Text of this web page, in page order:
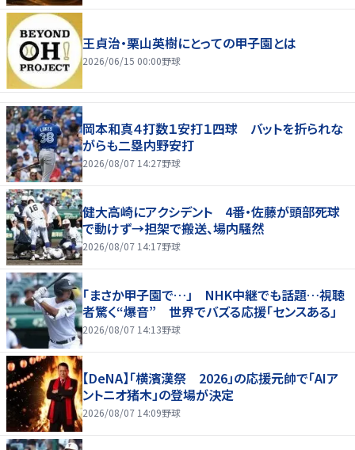
王貞治・栗山英樹にとっての甲子園とは
2026/06/15 00:00野球
岡本和真４打数１安打１四球 バットを折られな
がらも二塁内野安打
2026/08/07 14:27野球
健大高崎にアクシデント 4番・佐藤が頭部死球
で動けず→担架で搬送、場内騒然
2026/08/07 14:17野球
「まさか甲子園で…」 NHK中継でも話題…視聴
者驚く“爆音” 世界でバズる応援「センスある」
2026/08/07 14:13野球
【DeNA】「横濱漢祭 2026」の応援元帥で「AIア
ントニオ猪木」の登場が決定
2026/08/07 14:09野球